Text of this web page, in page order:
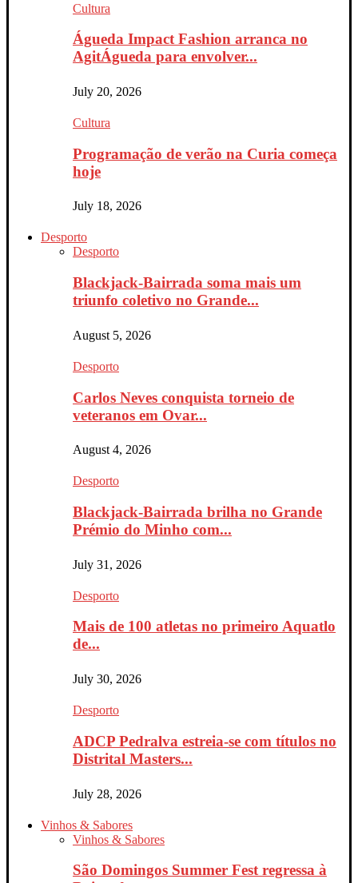
Cultura
Águeda Impact Fashion arranca no
AgitÁgueda para envolver...
July 20, 2026
Cultura
Programação de verão na Curia começa
hoje
July 18, 2026
Desporto
Desporto
Blackjack-Bairrada soma mais um
triunfo coletivo no Grande...
August 5, 2026
Desporto
Carlos Neves conquista torneio de
veteranos em Ovar...
August 4, 2026
Desporto
Blackjack-Bairrada brilha no Grande
Prémio do Minho com...
July 31, 2026
Desporto
Mais de 100 atletas no primeiro Aquatlo
de...
July 30, 2026
Desporto
ADCP Pedralva estreia-se com títulos no
Distrital Masters...
July 28, 2026
Vinhos & Sabores
Vinhos & Sabores
São Domingos Summer Fest regressa à